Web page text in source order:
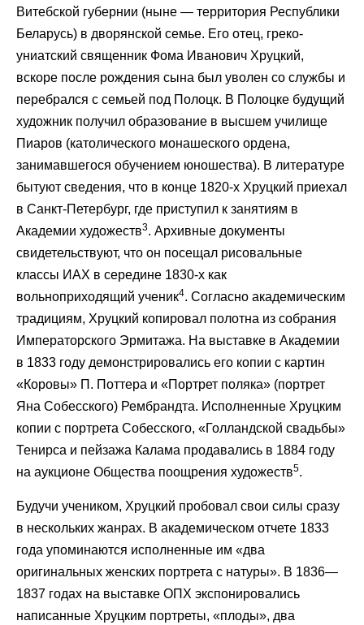
Витебской губернии (ныне — территория Республики
Беларусь) в дворянской семье. Его отец, греко-
униатский священник Фома Иванович Хруцкий,
вскоре после рождения сына был уволен со службы и
перебрался с семьей под Полоцк. В Полоцке будущий
художник получил образование в высшем училище
Пиаров (католического монашеского ордена,
занимавшегося обучением юношества). В литературе
бытуют сведения, что в конце 1820-х Хруцкий приехал
в Санкт-Петербург, где приступил к занятиям в
Академии художеств3. Архивные документы
свидетельствуют, что он посещал рисовальные
классы ИАХ в середине 1830-х как
вольноприходящий ученик4. Согласно академическим
традициям, Хруцкий копировал полотна из собрания
Императорского Эрмитажа. На выставке в Академии
в 1833 году демонстрировались его копии с картин
«Коровы» П. Поттера и «Портрет поляка» (портрет
Яна Собесского) Рембрандта. Исполненные Хруцким
копии с портрета Собесского, «Голландской свадьбы»
Тенирса и пейзажа Калама продавались в 1884 году
на аукционе Общества поощрения художеств5.
Будучи учеником, Хруцкий пробовал свои силы сразу
в нескольких жанрах. В академическом отчете 1833
года упоминаются исполненные им «два
оригинальных женских портрета с натуры». В 1836—
1837 годах на выставке ОПХ экспонировались
написанные Хруцким портреты, «плоды», два